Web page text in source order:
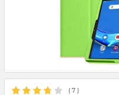
( 7 )